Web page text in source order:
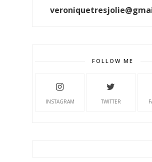
FOLLOW ME
INSTAGRAM TWITTER